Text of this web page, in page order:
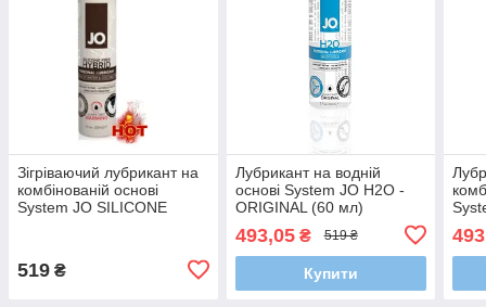
Зігріваючий лубрикант на
комбінованій основі
System JO SILICONE
519 ₴
Лубрикант на водній
основі System JO H2O -
ORIGINAL (60 мл)
493,05₴ 519 ₴
Купити
(30